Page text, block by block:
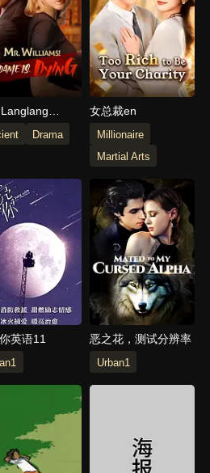
Little
Little
Drama
女总裁en
Millionaire
Martial Arts
英语11 恶之花，测试分辨率
Urban1